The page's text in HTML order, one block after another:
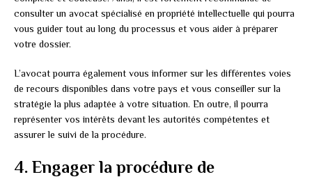
consulter un avocat spécialisé en propriété intellectuelle qui pourra
vous guider tout au long du processus et vous aider à préparer
votre dossier.
L’avocat pourra également vous informer sur les différentes voies
de recours disponibles dans votre pays et vous conseiller sur la
stratégie la plus adaptée à votre situation. En outre, il pourra
représenter vos intérêts devant les autorités compétentes et
assurer le suivi de la procédure.
4. Engager la procédure de